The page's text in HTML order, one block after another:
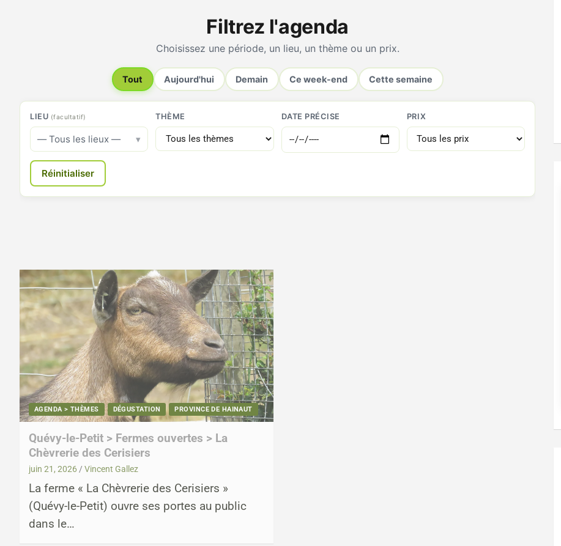
Filtrez l'agenda
Choisissez une période, un lieu, un thème ou un prix.
Tout Aujourd'hui Demain Ce week-end Cette semaine
LIEU (facultatif)
— Tous les lieux —
THÈME DATE PRÉCISE PRIX
Réinitialiser
AGENDA > THÈMES DÉGUSTATION PROVINCE DE HAINAUT
Quévy-le-Petit > Fermes ouvertes > La
Chèvrerie des Cerisiers
juin 21, 2026 Vincent Gallez
La ferme « La Chèvrerie des Cerisiers »
(Quévy-le-Petit) ouvre ses portes au public
dans le…